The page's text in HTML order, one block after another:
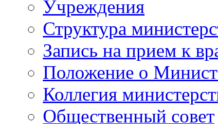
Учреждения
Структура
Запись на прием к
Положение о
Коллегия
Общественный совет